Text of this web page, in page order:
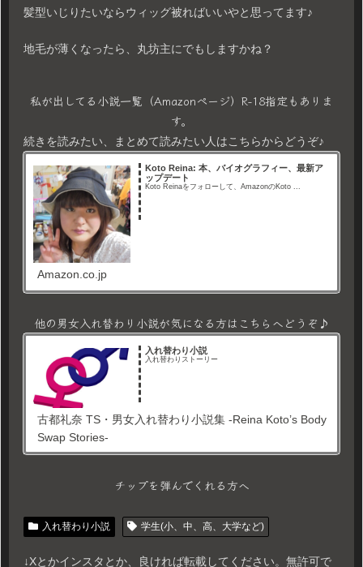
髪型いじりたいならウィッグ被ればいいやと思ってます♪
地毛が薄くなったら、丸坊主にでもしますかね？
私が出してる小説一覧（Amazonページ）R-18指定もありま
す。
続きを読みたい、まとめて読みたい人はこちらからどうぞ♪
Koto Reina: 本、バイオグラフィー、最新ア
ップデート
Koto Reinaをフォローして、AmazonのKoto ...
Amazon.co.jp
他の男女入れ替わり小説が気になる方はこちらへどうぞ♪
入れ替わり小説
入れ替わりストーリー
古都礼奈 TS・男女入れ替わり小説集 -Reina Koto’s Body
Swap Stories-
チップを弾んでくれる方へ
入れ替わり小説 学生(小、中、高、大学など)
↓Xとかインスタとか、良ければ転載してください。無許可で